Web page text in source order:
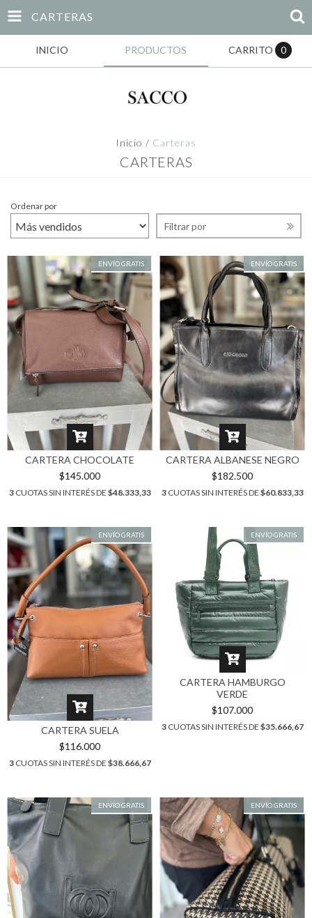
CARTERAS
INICIO PRODUCTOS CARRITO 0
Inicio / Carteras
CARTERAS
Ordenar por
Filtrar por
ENVÍO GRATIS
CARTERA CHOCOLATE
$145.000
3CUOTAS SIN INTERÉS DE $48.333,33
ENVÍO GRATIS
CARTERA ALBANESE NEGRO
$182.500
3CUOTAS SIN INTERÉS DE $60.833,33
ENVÍO GRATIS
CARTERA SUELA
$116.000
3CUOTAS SIN INTERÉS DE $38.666,67
ENVÍO GRATIS
CARTERA HAMBURGO
VERDE
$107.000
3CUOTAS SIN INTERÉS DE $35.666,67
ENVÍO GRATIS ENVÍO GRATIS